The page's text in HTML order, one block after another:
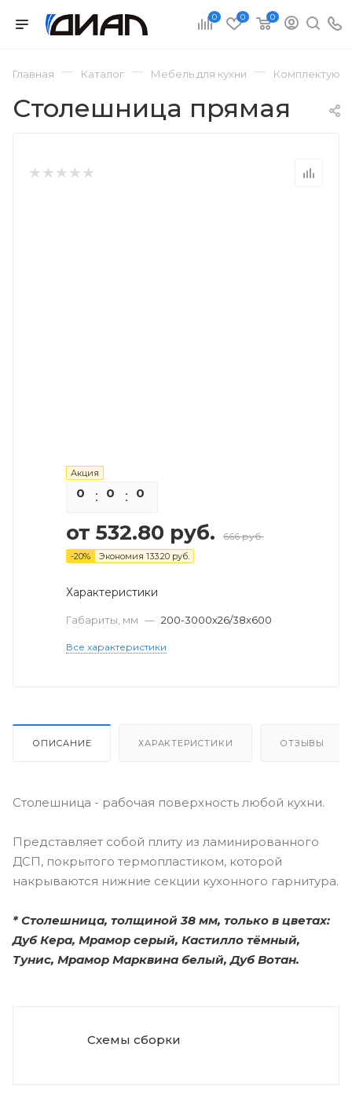
0 0 0
Главная — Каталог — Мебель для кухни —
Столешница прямая
Акция
0 0 0
от 532.80 руб. 666 руб.
-20% Экономия 133.20 руб.
Характеристики
Габариты, мм — 200-3000х26/38х600
Все характеристики
ОПИСАНИЕ ХАРАКТЕРИСТИКИ ОТЗЫВЫ
Столешница - рабочая поверхность любой кухни.
Представляет собой плиту из ламинированного
ДСП, покрытого термопластиком, которой
накрываются нижние секции кухонного гарнитура.
* Столешница, толщиной 38 мм, только в цветах:
Дуб Кера, Мрамор серый, Кастилло тёмный,
Тунис, Мрамор Марквина белый, Дуб Вотан.
Схемы сборки